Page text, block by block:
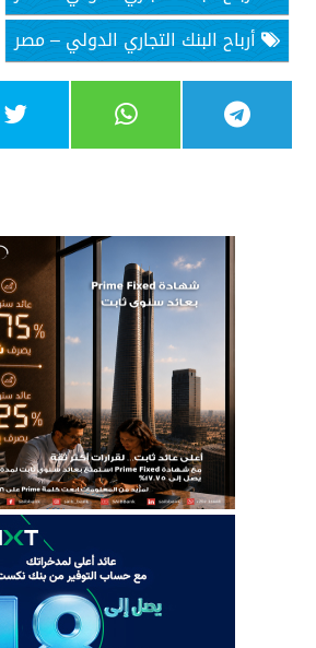
أرباح البنك التجاري الدولي – مصر